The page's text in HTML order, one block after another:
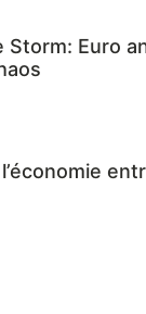
Storm: Euro